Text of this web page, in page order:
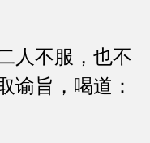
人不服，也不
谕旨，喝道：